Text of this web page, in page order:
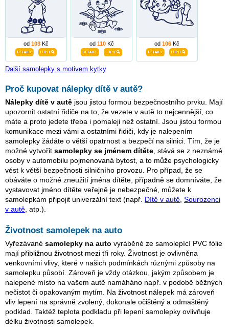
od 103 Kč od 110Kč od 106 Kč
Další samolepky s motivem kytky
Proč kupovat nálepky dítě v autě?
Nálepky dítě v autě jsou jistou formou bezpečnostního prvku. Mají
upozornit ostatní řidiče na to, že vezete v autě to nejcennější, co
máte a proto jedete třeba i pomaleji než ostatní. Jsou jistou formou
komunikace mezi vámi a ostatními řidiči, kdy je nalepením
samolepky žádáte o větší opatrnost a bezpečí na silnici. Tím, že je
možné vytvořit samolepky se jménem dítěte , stává se z neznámé
osoby v automobilu pojmenovaná bytost, a to může psychologicky
vést k větší bezpečnosti silničního provozu. Pro případ, že se
obáváte o možné zneužití jména dítěte, případně se domníváte, že
vystavovat jméno dítěte veřejně je nebezpečné, můžete k
samolepkám připojit univerzální text (např. Dítě v autě Sourozenci
v autě , atp.).
Životnost samolepek na auto
Vyřezávané samolepky na auto vyráběné ze samolepící PVC fólie
mají přibližnou životnost mezi tři roky. Životnost je ovlivněna
venkovními vlivy, které v našich podmínkách různými způsoby na
samolepku působí. Zároveň je vždy otázkou, jakým způsobem je
nalepené místo na vašem autě namáháno např. v podobě běžných
nečistot či opakovaným mytím. Na životnost nálepek má zároveň
vliv lepení na správně zvolený, dokonale očištěný a odmaštěný
podklad. Taktéž teplota podkladu při lepení samolepky ovlivňuje
délku životnosti samolepek.